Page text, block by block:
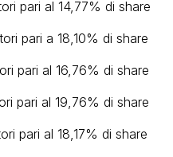
pari al 14,77% di share
pari a 18,10% di share
pari al 16,76% di share
pari al 19,76% di share
pari al 18,17% di share